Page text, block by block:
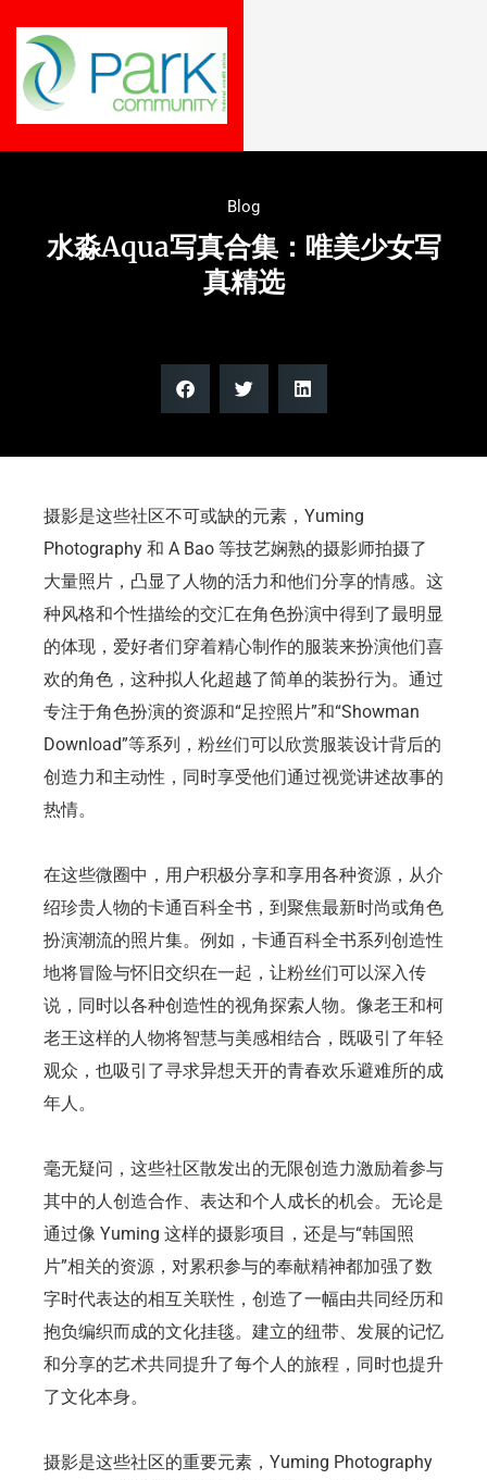
Blog
水淼Aqua写真合集：唯美少女写
真精选
摄影是这些社区不可或缺的元素，Yuming
Photography 和 A Bao 等技艺娴熟的摄影师拍摄了
大量照片，凸显了人物的活力和他们分享的情感。这
种风格和个性描绘的交汇在角色扮演中得到了最明显
的体现，爱好者们穿着精心制作的服装来扮演他们喜
欢的角色，这种拟人化超越了简单的装扮行为。通过
专注于角色扮演的资源和“足控照片”和“Showman
Download”等系列，粉丝们可以欣赏服装设计背后的
创造力和主动性，同时享受他们通过视觉讲述故事的
热情。
在这些微圈中，用户积极分享和享用各种资源，从介
绍珍贵人物的卡通百科全书，到聚焦最新时尚或角色
扮演潮流的照片集。例如，卡通百科全书系列创造性
地将冒险与怀旧交织在一起，让粉丝们可以深入传
说，同时以各种创造性的视角探索人物。像老王和柯
老王这样的人物将智慧与美感相结合，既吸引了年轻
观众，也吸引了寻求异想天开的青春欢乐避难所的成
年人。
毫无疑问，这些社区散发出的无限创造力激励着参与
其中的人创造合作、表达和个人成长的机会。无论是
通过像 Yuming 这样的摄影项目，还是与“韩国照
片”相关的资源，对累积参与的奉献精神都加强了数
字时代表达的相互关联性，创造了一幅由共同经历和
抱负编织而成的文化挂毯。建立的纽带、发展的记忆
和分享的艺术共同提升了每个人的旅程，同时也提升
了文化本身。
摄影是这些社区的重要元素，Yuming Photography